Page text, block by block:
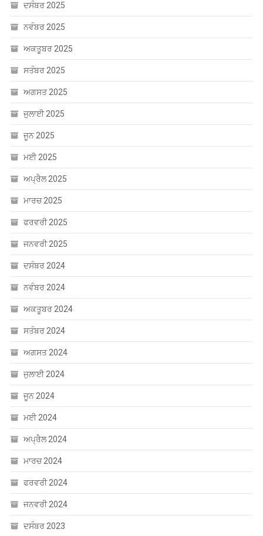
ਦਸੰਬਰ 2025
ਨਵੰਬਰ 2025
ਅਕਤੂਬਰ 2025
ਸਤੰਬਰ 2025
ਅਗਸਤ 2025
ਜੁਲਾਈ 2025
ਜੂਨ 2025
ਮਈ 2025
ਅਪ੍ਰੈਲ 2025
ਮਾਰਚ 2025
ਫਰਵਰੀ 2025
ਜਨਵਰੀ 2025
ਦਸੰਬਰ 2024
ਨਵੰਬਰ 2024
ਅਕਤੂਬਰ 2024
ਸਤੰਬਰ 2024
ਅਗਸਤ 2024
ਜੁਲਾਈ 2024
ਜੂਨ 2024
ਮਈ 2024
ਅਪ੍ਰੈਲ 2024
ਮਾਰਚ 2024
ਫਰਵਰੀ 2024
ਜਨਵਰੀ 2024
ਦਸੰਬਰ 2023